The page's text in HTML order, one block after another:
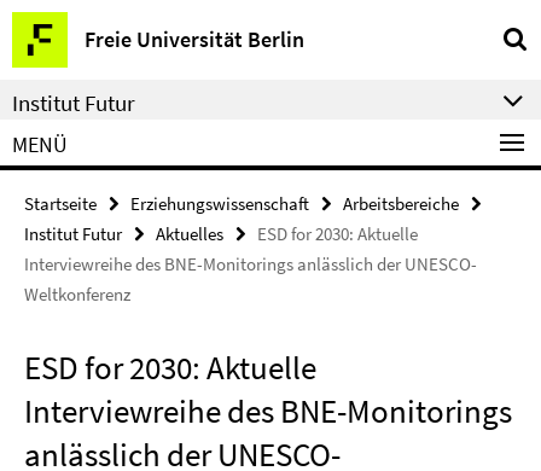
Springe
direkt
zu
Inhalt
Freie Universität Berlin
Service-
Navigation
Institut Futur
MENÜ
Startseite Erziehungswissenschaft
Arbeitsbereiche
Institut Futur
Aktuelles
ESD for 2030: Aktuelle
Interviewreihe des BNE-Monitorings anlässlich der UNESCO-
Weltkonferenz
ESD for 2030: Aktuelle
Interviewreihe des BNE-Monitorings
anlässlich der UNESCO-